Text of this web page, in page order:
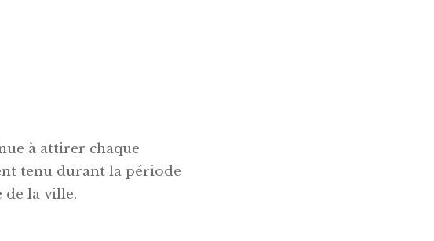
à attirer chaque
tenu durant la période
de la ville.